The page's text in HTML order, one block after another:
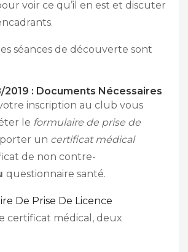
voir ce qu’il en est et discuter
séances de découverte sont
2019 : Documents Nécessaires
inscription au club vous
le formulaire de prise de
un certificat médical
de non contre-
questionnaire santé.
De Prise De Licence
certificat médical, deux